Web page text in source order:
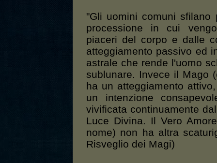
"Gli uomini comuni
processione in cui
piaceri del corpo e dalle
atteggiamento passivo ed
astrale che rende l'uomo
sublunare. Invece il Mago
ha un atteggiamento
un intenzione
vivificata continuamente
Luce Divina. Il Vero
nome) non ha altra
Risveglio dei Magi)